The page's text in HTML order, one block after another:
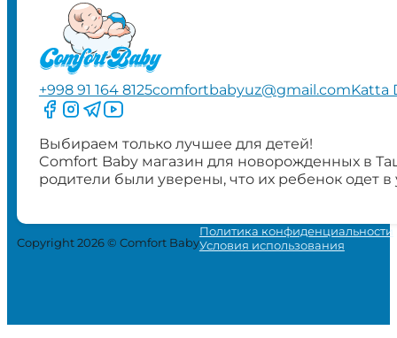
+998 91 164 8125comfortbabyuz@gmail.comKatta
Следите за нами на Facebook
Следите за нами в Instagram
Следите за нами в Telegram
Следите за нами в YouTube
Выбираем только лучшее для детей!
Comfort Baby магазин для новорожденных в
родители были уверены, что их ребенок одет
Copyright 2026 © Comfort Baby
Политика конфиденциальности
Условия использования